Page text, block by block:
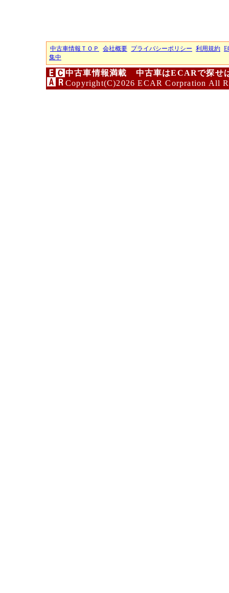
中古車情報ＴＯＰ 会社概要 プライバシーポリシー 利用規約
集中
中古車情報満載 中古車はECARで探せ
Copyright(C)2026 ECAR Corpration All